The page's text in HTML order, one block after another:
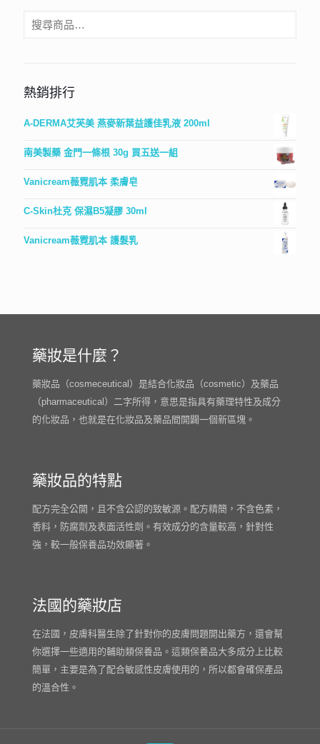
熱銷排行
A-DERMA艾芙美 燕麥新葉益護佳乳液 200ml
南美製藥 金門一條根 30g 買五送一組
Vanicream薇霓肌本 柔膚皂
C-Skin杜克 保濕B5凝膠 30ml
Vanicream薇霓肌本 護髮乳
藥妝是什麼？
藥妝品（cosmeceutical）是結合化妝品（cosmetic）及藥品
（pharmaceutical）二字所得，意思是指具有藥理特性及成分
的化妝品，也就是在化妝品及藥品間開闢一個新區塊。
藥妝品的特點
配方完全公開，且不含公認的致敏源。配方精簡，不含色素，
香料，防腐劑及表面活性劑。有效成分的含量較高，針對性
強，較一般保養品功效顯著。
法國的藥妝店
在法國，皮膚科醫生除了針對你的皮膚問題開出藥方，還會幫
你選擇一些適用的輔助類保養品。這類保養品大多成分上比較
簡單，主要是為了配合敏感性皮膚使用的，所以都會確保產品
的溫合性。